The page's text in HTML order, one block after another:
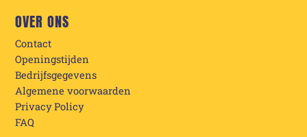
OVER ONS
Contact
Openingstijden
Bedrijfsgegevens
Algemene voorwaarden
Privacy Policy
FAQ